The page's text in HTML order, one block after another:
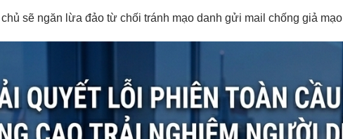
sẽ ngăn lừa đảo từ chốitránh mạo danh gửi mailchống giả mạo